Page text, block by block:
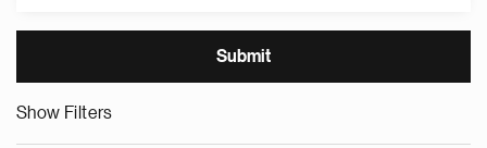
Show Filters